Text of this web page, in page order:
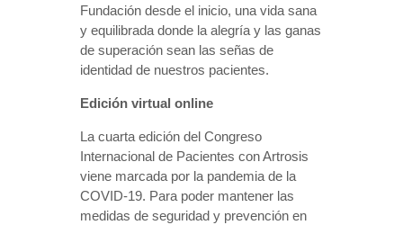
Fundación desde el inicio, una vida sana
y equilibrada donde la alegría y las ganas
de superación sean las señas de
identidad de nuestros pacientes.
Edición virtual online
La cuarta edición del Congreso
Internacional de Pacientes con Artrosis
viene marcada por la pandemia de la
COVID-19. Para poder mantener las
medidas de seguridad y prevención en